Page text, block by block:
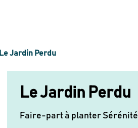
Le Jardin Perdu
Le Jardin Perdu
Faire-part à planter Sérénité